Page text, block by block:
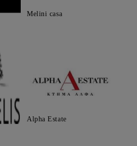
Melini casa
Alpha Estate